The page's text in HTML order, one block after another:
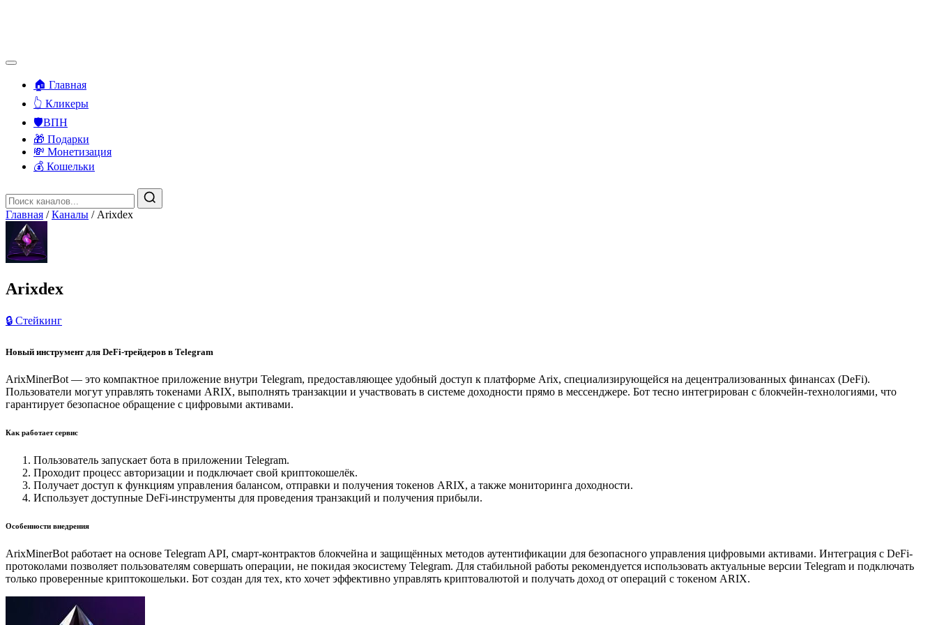
🏠 Главная
👆 Кликеры
🛡️ВПН
🎁 Подарки
💸 Монетизация
💰 Кошельки
Главная / Каналы / Arixdex
Arixdex
🔒 Стейкинг
Новый инструмент для DeFi-трейдеров в Telegram
ArixMinerBot — это компактное приложение внутри Telegram, предоставляющее удобный доступ к платформе Arix, специализирующейся на децентрализованных финансах (DeFi).
Пользователи могут управлять токенами ARIX, выполнять транзакции и участвовать в системе доходности прямо в мессенджере. Бот тесно интегрирован с блокчейн-технологиями, что
гарантирует безопасное обращение с цифровыми активами.
Как работает сервис
Пользователь запускает бота в приложении Telegram.
Проходит процесс авторизации и подключает свой криптокошелёк.
Получает доступ к функциям управления балансом, отправки и получения токенов ARIX, а также мониторинга доходности.
Использует доступные DeFi-инструменты для проведения транзакций и получения прибыли.
Особенности внедрения
ArixMinerBot работает на основе Telegram API, смарт-контрактов блокчейна и защищённых методов аутентификации для безопасного управления цифровыми активами. Интеграция с DeFi-
протоколами позволяет пользователям совершать операции, не покидая экосистему Telegram. Для стабильной работы рекомендуется использовать актуальные версии Telegram и подключать
только проверенные криптокошельки. Бот создан для тех, кто хочет эффективно управлять криптовалютой и получать доход от операций с токеном ARIX.